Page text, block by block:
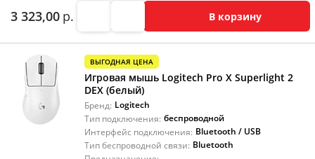
3 323,00 р. В корзину
ВЫГОДНАЯ ЦЕНА
Игровая мышь Logitech Pro X Superlight 2
DEX (белый)
Бренд: Logitech
Тип подключения: беспроводной
Интерфейс подключения: Bluetooth / USB
Тип беспроводной связи: Bluetooth